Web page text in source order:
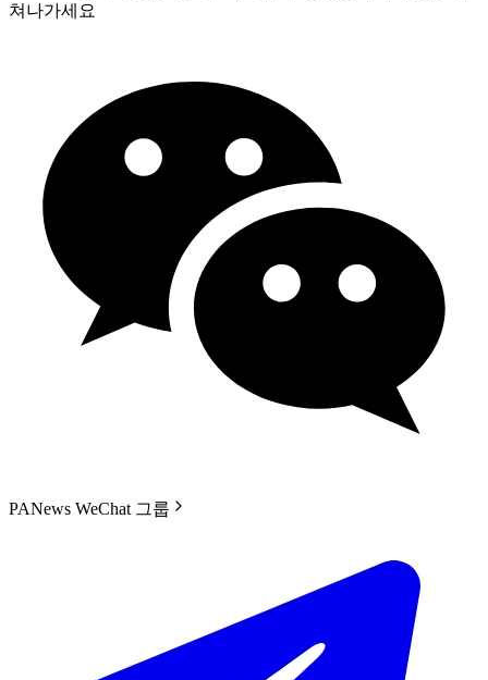
쳐나가세요
PANews WeChat 그룹